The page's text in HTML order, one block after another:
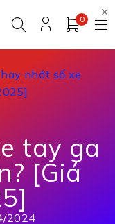
0
nhớt số xe
tay ga
[Giá
2024